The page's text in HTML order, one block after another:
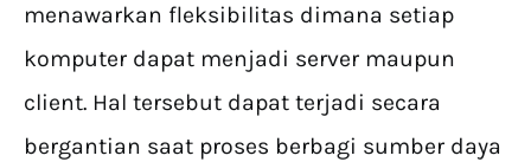
menawarkan fleksibilitas dimana setiap
komputer dapat menjadi server maupun
client. Hal tersebut dapat terjadi secara
bergantian saat proses berbagi sumber daya